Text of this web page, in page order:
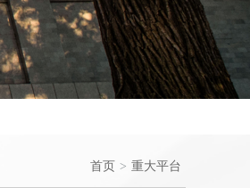
首页 > 重大平台